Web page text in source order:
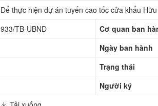
Để thực hiện dự án tuyến cao tốc cửa khẩu
933/TB-UBND
Cơ quan ban
Ngày ban hành
Trạng thái
Người ký